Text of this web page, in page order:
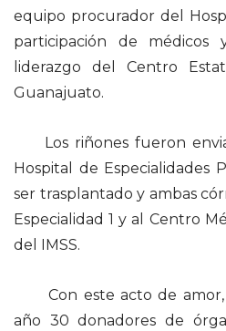
equipo procurador del
participación de médicos
liderazgo del Centro
Guanajuato.
Los riñones fueron
Hospital de Especialidades
ser trasplantado y ambas
Especialidad 1 y al Centro
del IMSS.
Con este acto de amor,
año 30 donadores de